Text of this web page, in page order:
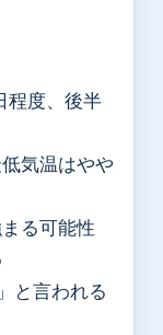
程度、後半
気温はやや
る可能性
と言われる